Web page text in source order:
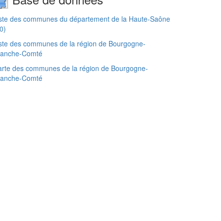
des communes du département de la Haute-Saône
des communes de la région de Bourgogne-
Comté
des communes de la région de Bourgogne-
Comté